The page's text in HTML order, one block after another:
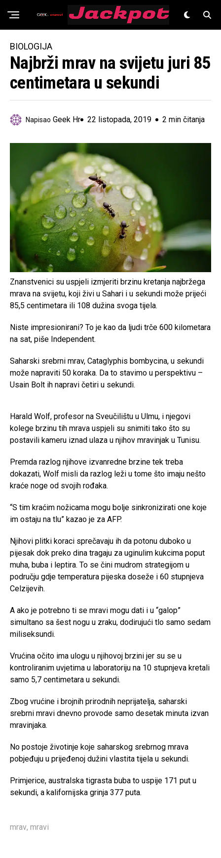
Znanost
BIOLOGIJA
Najbrži mrav na svijetu juri 85
centimetara u sekundi
Napisao Geek Hr 22 listopada, 2019 2 min čitanja
Znanstvenici su uspjeli izmjeriti brzinu kretanja najbržega
mrava na svijetu, koji živi u Sahari i u sekundi može prijeći
85,5 centimetara ili 108 dužina svoga tijela.
Niste impresionirani? To je kao da ljudi trče 600 kilometara
na sat, piše Independent.
Saharski srebrni mrav, Cataglyphis bombycina, u sekundi
može napraviti 50 koraka. Da to stavimo u perspektivu –
Usain Bolt ih napravi četiri u sekundi.
Harald Wolf, profesor na Sveučilištu u Ulmu, i njegovi
kolege brzinu tih mrava uspjeli su snimiti tako što su
postavili kameru iznad ulaza u njihov mravinjak u Tunisu.
Premda razlog njihove izvanredne brzine tek treba
dokazati, Wolf misli da razlog leži u tome što imaju nešto
kraće noge od svojih rođaka.
“S tim kraćim nožicama mogu bolje sinkronizirati one koje
im ostaju na tlu” kazao je za AFP.
Njihovi plitki koraci sprečavaju ih da potonu duboko u
pijesak dok preko dina tragaju za uginulim kukcima poput
muha, buba i leptira. To se čini mudrom strategijom u
području gdje temperatura pijeska doseže i 60 stupnjeva
Celzijevih.
A ako je potrebno ti se mravi mogu dati i u “galop”
simultano sa šest nogu u zraku, dodirujući tlo samo sedam
miliseksundi.
Vrućina očito ima ulogu u njihovoj brzini jer su se u
kontroliranim uvjetima u laboratoriju na 10 stupnjeva kretali
samo 5,7 centimetara u sekundi.
Zbog vrućine i brojnih prirodnih neprijatelja, saharski
srebrni mravi dnevno provode samo desetak minuta izvan
mravinjaka.
No postoje životinje koje saharskog srebrnog mrava
pobjeđuju u prijeđenoj dužini vlastita tijela u sekundi.
Primjerice, australska tigrasta buba to uspije 171 put u
sekundi, a kalifornijska grinja 377 puta.
mrav, mravi